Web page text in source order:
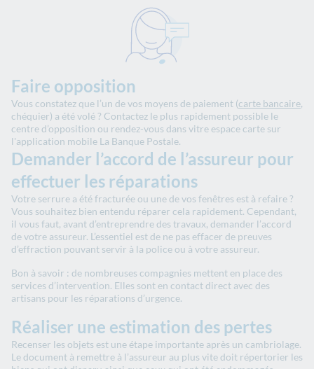
Faire opposition
Vous constatez que l’un de vos moyens de paiement (carte bancaire,
chéquier) a été volé ? Contactez le plus rapidement possible le
centre d’opposition ou rendez-vous dans vitre espace carte sur
l'application mobile La Banque Postale.
Demander l’accord de l’assureur pour
effectuer les réparations
Votre serrure a été fracturée ou une de vos fenêtres est à refaire ?
Vous souhaitez bien entendu réparer cela rapidement. Cependant,
il vous faut, avant d’entreprendre des travaux, demander l’accord
de votre assureur. L’essentiel est de ne pas effacer de preuves
d’effraction pouvant servir à la police ou à votre assureur.
Bon à savoir : de nombreuses compagnies mettent en place des
services d’intervention. Elles sont en contact direct avec des
artisans pour les réparations d’urgence.
Réaliser une estimation des pertes
Recenser les objets est une étape importante après un cambriolage.
Le document à remettre à l’assureur au plus vite doit répertorier les